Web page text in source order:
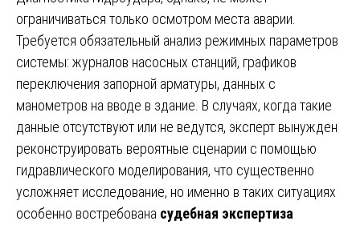
ограничиваться только осмотром места аварии.
Требуется обязательный анализ режимных параметров
системы: журналов насосных станций, графиков
переключения запорной арматуры, данных с
манометров на вводе в здание. В случаях, когда такие
данные отсутствуют или не ведутся, эксперт вынужден
реконструировать вероятные сценарии с помощью
гидравлического моделирования, что существенно
усложняет исследование, но именно в таких ситуациях
особенно востребована судебная экспертиза